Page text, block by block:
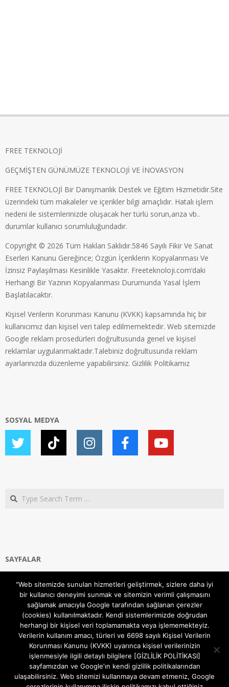
FREE TEKNOLOJİ
GEÇMİŞTEN GÜNÜMÜZE TEKNOLOJİ VE İNOVASYON
FREE TEKNOLOJİ Bir Danışmanlık Destek ve Eğitim Hizmetidir.Site
üzerindeki tüm makaleler ve içerikler bilgi amaçlıdır. Hatalı işlem
nedeni ile sistemlerinizde oluşacak her türlü sorun,arıza vb..
durumlar kullanıcı sorumluluğundadır.
Copyright © 2026 Tüm Hakları Saklıdır.5846 Sayılı Fikir Ve Sanat
Eserleri Kanunu Gereğince; Özgün İçeriklerin Kopyalanması Ve
İzinsiz Paylaşılması Kesinlikle Yasaktır. Freeteknoloji.com’daki
Herhangi Bir Yazının Kopyalanması Durumunda Yasal İşlem
Başlatılacaktır.
Kişisel Verilerin Korunması Kanunu (KVKK) kapsamında hiç bir
kullanıcımız dan kişisel veri talep edilmemektedir. Web sitemizde
Google reklam prosedürleri doğrultusunda genel ve kişisel
reklamlar uygulanmaktadır.Talebiniz doğrultusunda reklam
ayarlarınızda düzenleme yapabilirsiniz. Gizlilik Politikamız
SOSYAL MEDYA
Search
SAYFALAR
Gizlilik ve Çerezler (Cookies) Politikası
Hakkımızda
İletişim Kanalları
MODEM KURULUM
TEKNİK DESTEK
TELEVİZYON SİSTEMLERİ
"Web sitemizde sunulan hizmetleri geliştirmek, sizlere daha iyi
bir kullanıcı deneyimi sunmak ve sitemizin verimli çalışmasını
sağlamak amacıyla Google tarafından sağlanan çerezler
(cookies) kullanılmaktadır. Kendi sistemlerimizde doğrudan
herhangi bir kişisel veri toplamamakta veya işlememekteyiz.
Verilerin kullanım amacı, türleri ve 6698 sayılı Kişisel Verilerin
Korunması Kanunu (KVKK) uyarınca kişisel verilerinizin
işlenmesiyle ilgili detaylı bilgilere [GİZLİLİK POLİTİKASI]
sayfamızdan ve Google'ın kendi gizlilik politikalarından
ulaşabilirsiniz. Web sitemizi kullanmaya devam etmeniz, Google